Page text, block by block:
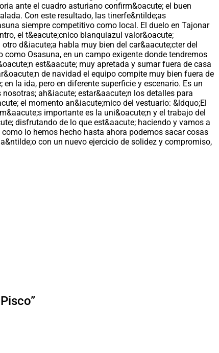
ante el cuadro asturiano confirm&oacute; el buen
Con este resultado, las tinerfe&ntilde;as
siempre competitivo como local. El duelo en Tajonar
el t&eacute;cnico blanquiazul valor&oacute;
d&iacute;a habla muy bien del car&aacute;cter del
Osasuna, en un campo exigente donde tendremos
est&aacute; muy apretada y sumar fuera de casa
de navidad el equipo compite muy bien fuera de
la ida, pero en diferente superficie y escenario. Es un
ah&iacute; estar&aacute;n los detalles para
el momento an&iacute;mico del vestuario: &ldquo;El
importante es la uni&oacute;n y el trabajo del
disfrutando de lo que est&aacute; haciendo y vamos a
lo hemos hecho hasta ahora podemos sacar cosas
con un nuevo ejercicio de solidez y compromiso,